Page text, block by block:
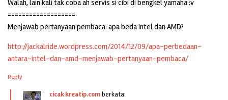
Walah, lain kali tak coba ah servis si cibi di bengkel yamaha :v
===================
Menjawab pertanyaan pembaca: apa beda Intel dan AMD?
http://jackalride.wordpress.com/2014/12/09/apa-perbedaan-
antara-intel-dan-amd-menjawab-pertanyaan-pembaca/
Reply
cicak kreatip.comberkata: